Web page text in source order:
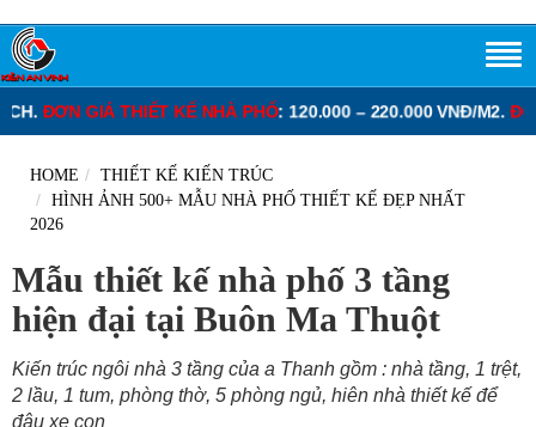
: 120.000 – 220.000 VNĐ/M2.ĐƠN GIÁ THIẾT KẾ BIỆT THỰ:
HOME
THIẾT KẾ KIẾN TRÚC
HÌNH ẢNH 500+ MẪU NHÀ PHỐ THIẾT KẾ ĐẸP NHẤT
2026
Mẫu thiết kế nhà phố 3 tầng
hiện đại tại Buôn Ma Thuột
Kiến trúc ngôi nhà 3 tầng của a Thanh gồm : nhà tầng, 1 trệt,
2 lầu, 1 tum, phòng thờ, 5 phòng ngủ, hiên nhà thiết kế để
đậu xe con